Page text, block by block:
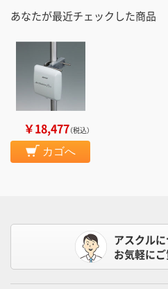
あなたが最近チェックした商品
￥18,477（税込）
カゴへ
アスクル
お気軽にご